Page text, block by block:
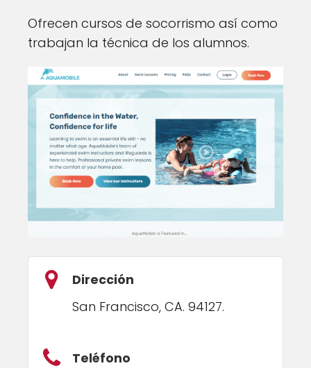
Ofrecen cursos de socorrismo así como
trabajan la técnica de los alumnos.
Dirección
San Francisco, CA. 94127.
Teléfono